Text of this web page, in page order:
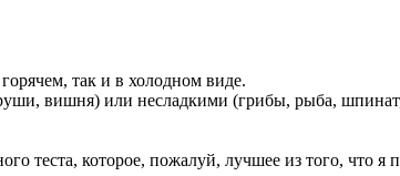
так и в холодном виде.
вишня) или несладкими (грибы, рыба,
теста, которое, пожалуй, лучшее из того, что